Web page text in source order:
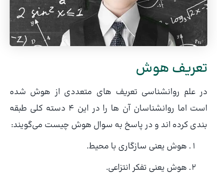
تعریف هوش
در علم روانشناسی تعریف های متعددی از هوش شده
است اما روانشناسان آن ها را در این ۴ دسته کلی طبقه
بندی کرده اند و در پاسخ به سوال هوش چیست می‌گویند:
هوش یعنی سازگاری با محیط.
هوش یعنی تفکر انتزاعی.